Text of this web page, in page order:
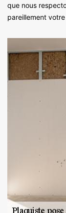
que nous
pareillement